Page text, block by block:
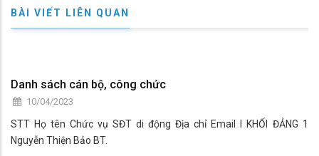
BÀI VIẾT LIÊN QUAN
Danh sách cán bộ, công chức
10/04/2023
STT Họ tên Chức vụ SĐT di động Địa chỉ Email I KHỐI ĐẢNG 1
Nguyễn Thiện Bảo BT.